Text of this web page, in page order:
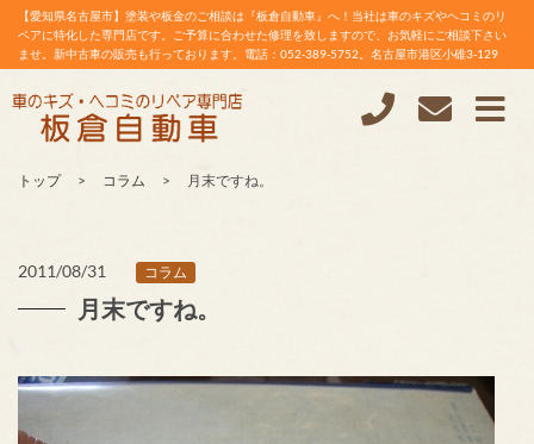
【愛知県名古屋市】塗装や板金のご相談は『板倉自動車』へ！当社は車のキズやヘコミのリ
ペアに特化した専門店です。ご予算に合わせた修理を致しますので、お気軽にご相談下さい
ませ。新中古車の販売も行っております。電話：052-389-5752。名古屋市港区小碓3-129
トップ コラム 月末ですね。
2011/08/31 コラム
月末ですね。